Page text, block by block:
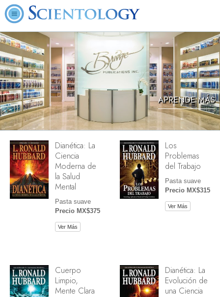
APRENDE MÁS
Dianética: La
Ciencia
Moderna de
la Salud
Mental
Pasta suave
Precio MX$375
Ver Más
Los
Problemas
del Trabajo
Pasta suave
Precio MX$315
Ver Más
Cuerpo
Limpio,
Mente Clara
Dianética: La
Evolución de
una Ciencia